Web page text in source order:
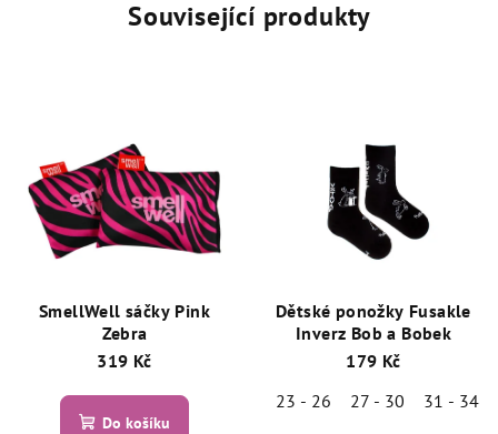
Související produkty
SmellWell sáčky Pink
Zebra
319 Kč
Do košíku
Dětské ponožky Fusakle
Inverz Bob a Bobek
179 Kč
23 - 26
27 - 30 31 - 34